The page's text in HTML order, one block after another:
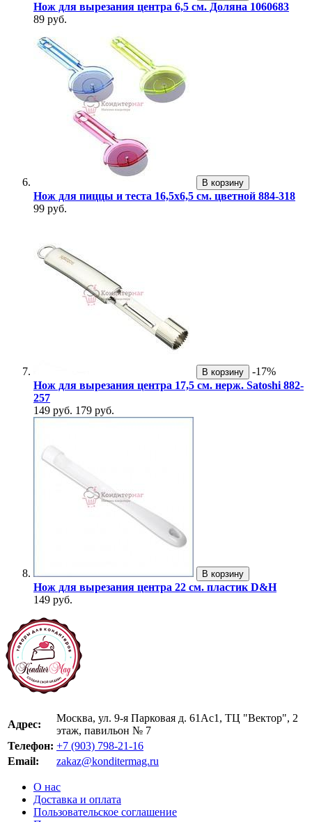
Нож для вырезания центра 6,5 см. Доляна 1060683
89 руб.
В корзину
Нож для пиццы и теста 16,5х6,5 см. цветной 884-318
99 руб.
В корзину
-17%
Нож для вырезания центра 17,5 см. нерж. Satoshi 882-
257
149 руб. 179 руб.
В корзину
Нож для вырезания центра 22 см. пластик D&H
149 руб.
Адрес:
Москва, ул. 9-я Парковая д. 61Ас1, ТЦ "Вектор", 2
этаж, павильон № 7
Телефон: +7 (903) 798-21-16
Email:
zakaz@konditermag.ru
О нас
Доставка и оплата
Пользовательское соглашение